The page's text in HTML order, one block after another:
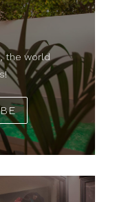
the world